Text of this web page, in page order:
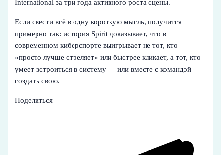
International за три года активного роста сцены.
Если свести всё в одну короткую мысль, получится
примерно так: история Spirit доказывает, что в
современном киберспорте выигрывает не тот, кто
«просто лучше стреляет» или быстрее кликает, а тот, кто
умеет встроиться в систему — или вместе с командой
создать свою.
Поделиться